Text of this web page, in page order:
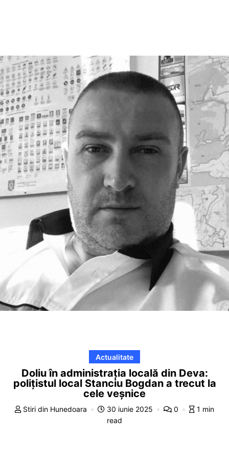
Actualitate
Doliu în administrația locală din Deva:
polițistul local Stanciu Bogdan a trecut la
cele veșnice
Stiri din Hunedoara 30 iunie 2025 0
1 min
read